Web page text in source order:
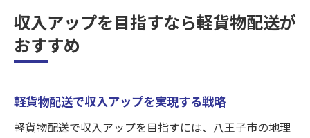
収入アップを目指すなら軽貨物配送が
おすすめ
軽貨物配送で収入アップを実現する戦略
軽貨物配送で収入アップを目指すには、八王子市の地理